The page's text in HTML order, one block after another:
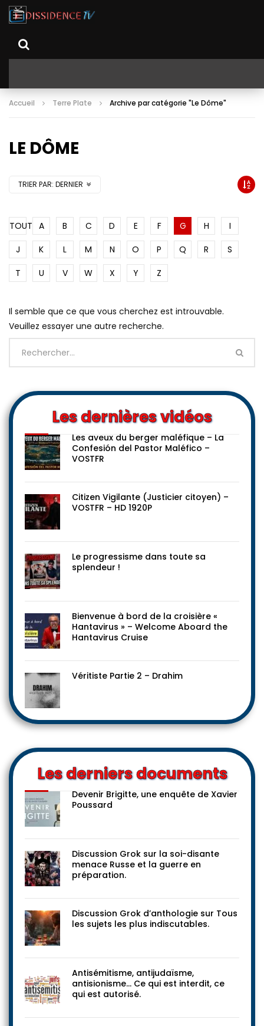
Accueil Terre Plate Archive par catégorie "Le Dôme"
LE DÔME
TRIER PAR: DERNIER
TOUT A B C D E F G H
I
J
K L M N O P Q R
S
T
U V W X Y Z
Il semble que ce que vous cherchez est introuvable.
Veuillez essayer une autre recherche.
Les dernières vidéos
Les aveux du berger maléfique – La
Confesión del Pastor Maléfico –
VOSTFR
Citizen Vigilante (Justicier citoyen) –
VOSTFR – HD 1920P
Le progressisme dans toute sa
splendeur !
Bienvenue à bord de la croisière «
Hantavirus » – Welcome Aboard the
Hantavirus Cruise
Véritiste Partie 2 – Drahim
Les derniers documents
Devenir Brigitte, une enquête de Xavier
Poussard
Discussion Grok sur la soi-disante
menace Russe et la guerre en
préparation.
Discussion Grok d’anthologie sur Tous
les sujets les plus indiscutables.
Antisémitisme, antijudaïsme,
antisionisme… Ce qui est interdit, ce
qui est autorisé.